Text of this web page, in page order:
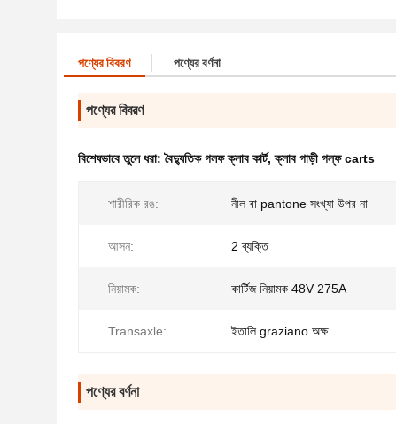
পণ্যের বিবরণ পণ্যের বর্ণনা
পণ্যের বিবরণ
বিশেষভাবে তুলে ধরা:বৈদ্যুতিক গলফ ক্লাব কার্ট,ক্লাব গাড়ী গল্ফ carts
শারীরিক রঙ: নীল বা pantone সংখ্যা উপর না
আসন: 2 ব্যক্তি
নিয়ামক: কার্টিজ নিয়ামক 48V 275A
Transaxle: ইতালি graziano অক্ষ
পণ্যের বর্ণনা